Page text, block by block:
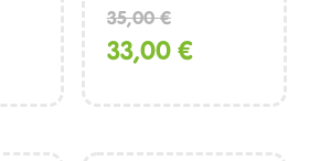
35,00€
price
33,00€